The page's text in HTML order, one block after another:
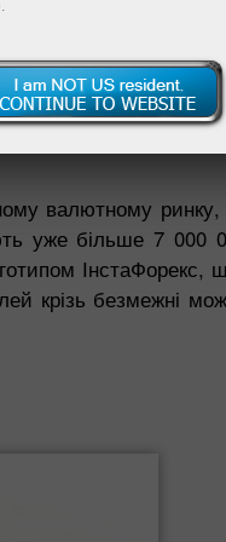
вашого
валютному ринку,
уже більше 7 000
ІнстаФорекс,
крізь безмежні